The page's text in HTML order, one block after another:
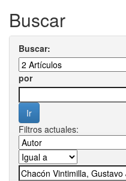
Buscar
Buscar:
por
Filtros actuales: